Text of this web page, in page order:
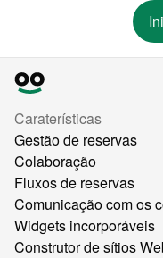
Caraterísticas
Gestão de reservas
Colaboração
Fluxos de reservas
Comunicação com os
Widgets incorporáveis
Construtor de sítios